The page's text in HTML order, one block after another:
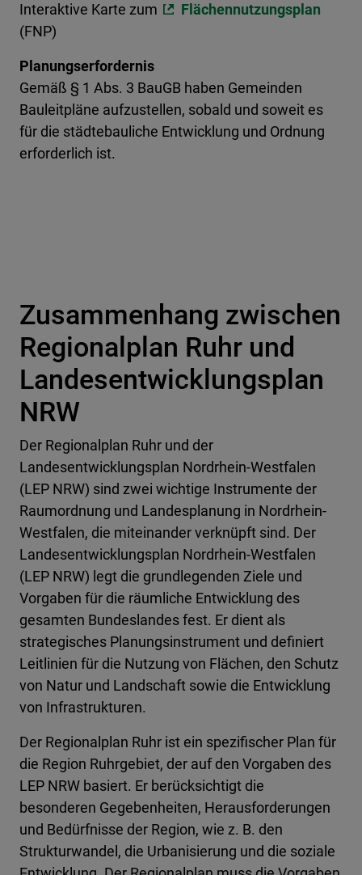
Interaktive Karte zum
Flächennutzungsplan
(FNP)
Planungserfordernis
Gemäß § 1 Abs. 3 BauGB haben Gemeinden
Bauleitpläne aufzustellen, sobald und soweit es
für die städtebauliche Entwicklung und Ordnung
erforderlich ist.
Zusammenhang zwischen
Regionalplan Ruhr und
Landesentwicklungsplan
NRW
Der Regionalplan Ruhr und der
Landesentwicklungsplan Nordrhein-Westfalen
(LEP NRW) sind zwei wichtige Instrumente der
Raumordnung und Landesplanung in Nordrhein-
Westfalen, die miteinander verknüpft sind. Der
Landesentwicklungsplan Nordrhein-Westfalen
(LEP NRW) legt die grundlegenden Ziele und
Vorgaben für die räumliche Entwicklung des
gesamten Bundeslandes fest. Er dient als
strategisches Planungsinstrument und definiert
Leitlinien für die Nutzung von Flächen, den Schutz
von Natur und Landschaft sowie die Entwicklung
von Infrastrukturen.
Der Regionalplan Ruhr ist ein spezifischer Plan für
die Region Ruhrgebiet, der auf den Vorgaben des
LEP NRW basiert. Er berücksichtigt die
besonderen Gegebenheiten, Herausforderungen
und Bedürfnisse der Region, wie z. B. den
Strukturwandel, die Urbanisierung und die soziale